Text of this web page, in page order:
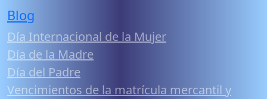
Blog
Día Internacional de la Mujer
Día de la Madre
Día del Padre
Vencimientos de la matrícula mercantil y